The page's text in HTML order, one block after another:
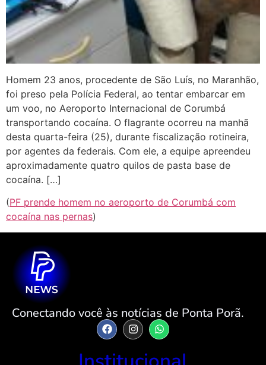
Homem 23 anos, procedente de São Luís, no Maranhão,
foi preso pela Polícia Federal, ao tentar embarcar em
um voo, no Aeroporto Internacional de Corumbá
transportando cocaína. O flagrante ocorreu na manhã
desta quarta-feira (25), durante fiscalização rotineira,
por agentes da federais. Com ele, a equipe apreendeu
aproximadamente quatro quilos de pasta base de
cocaína. […]
(PF prende homem no aeroporto de Corumbá com
cocaína nas pernas)
Conectando você às notícias de Ponta Porã.